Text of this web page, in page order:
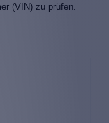
(VIN) zu prüfen.